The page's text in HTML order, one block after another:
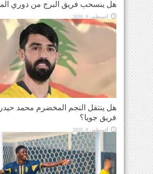
هل ينسحب فريق البرج من دوري
أغسطس 9, 2026
هل ينتقل النجم المخضرم محمد
فريق جويا؟
أغسطس 9, 2026